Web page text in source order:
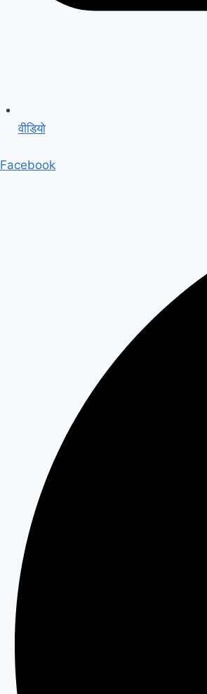
वीडियो
Facebook